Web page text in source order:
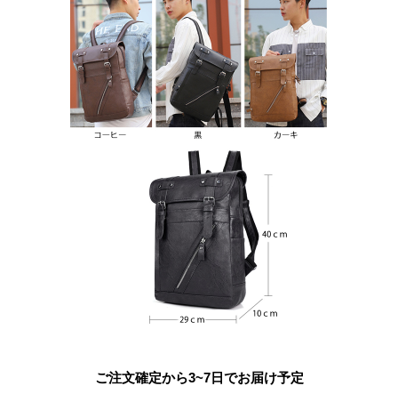
ご注文確定から3~7日でお届け予定